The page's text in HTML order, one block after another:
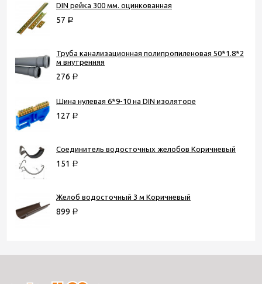
DIN рейка 300 мм. оцинкованная
57 Р
Труба канализационная полипропиленовая 50*1.8*2
м внутренняя
276 Р
Шина нулевая 6*9-10 на DIN изоляторе
127 Р
Соединитель водосточных желобов Коричневый
151 Р
Желоб водосточный 3 м Коричневый
899 Р